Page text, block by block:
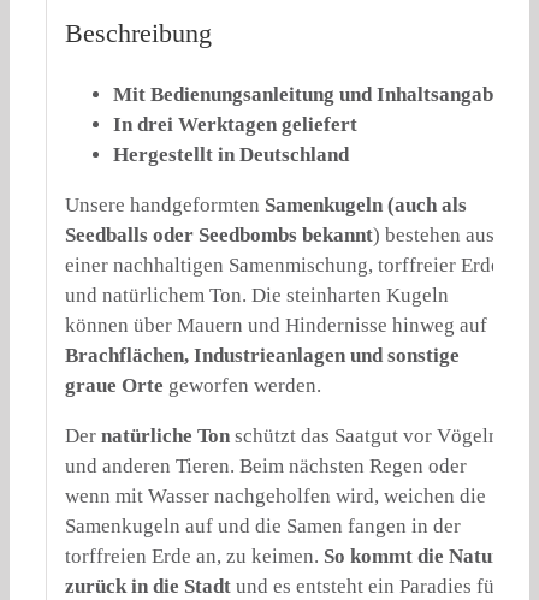
Beschreibung
Mit Bedienungsanleitung und Inhaltsangabe
In drei Werktagen geliefert
Hergestellt in Deutschland
Unsere handgeformten Samenkugeln (auch als
Seedballs oder Seedbombs bekannt) bestehen aus
einer nachhaltigen Samenmischung, torffreier Erde
und natürlichem Ton. Die steinharten Kugeln
können über Mauern und Hindernisse hinweg auf
Brachflächen, Industrieanlagen und sonstige
graue Orte geworfen werden.
Der natürliche Tonschützt das Saatgut vor Vögeln
und anderen Tieren. Beim nächsten Regen oder
wenn mit Wasser nachgeholfen wird, weichen die
Samenkugeln auf und die Samen fangen in der
torffreien Erde an, zu keimen. So kommt die Natur
zurück in die Stadtund es entsteht ein Paradies für